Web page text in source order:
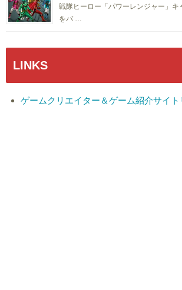
戦隊ヒーロー「パワーレンジャー」
をバ …
LINKS
ゲームクリエイター＆ゲーム紹介サイト